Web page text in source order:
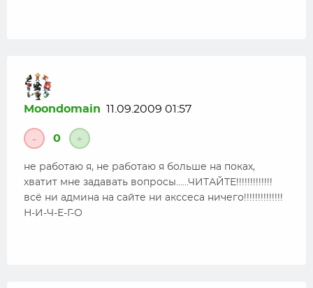
Moondomain 11.09.2009 01:57
- 0 +
не работаю я, не работаю я больше на поках,
хватит мне задавать вопросы……ЧИТАЙТЕ!!!!!!!!!!!!!
всё ни админа на сайте ни акссеса ничего!!!!!!!!!!!!!!
Н-И-Ч-Е-Г-О